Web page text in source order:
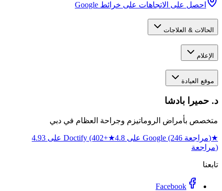
احصل على الاتجاهات على خرائط Google
الحالات & العلاجات
الإعلام
موقع العيادة
د. حميرا بادشا
متخصص بأمراض الروماتيزم وجراحة العظام في دبي
★4.8 على Google (246 مراجعة) ★
4.93 على Doctify (402+
مراجعة)
تابعنا
Facebook